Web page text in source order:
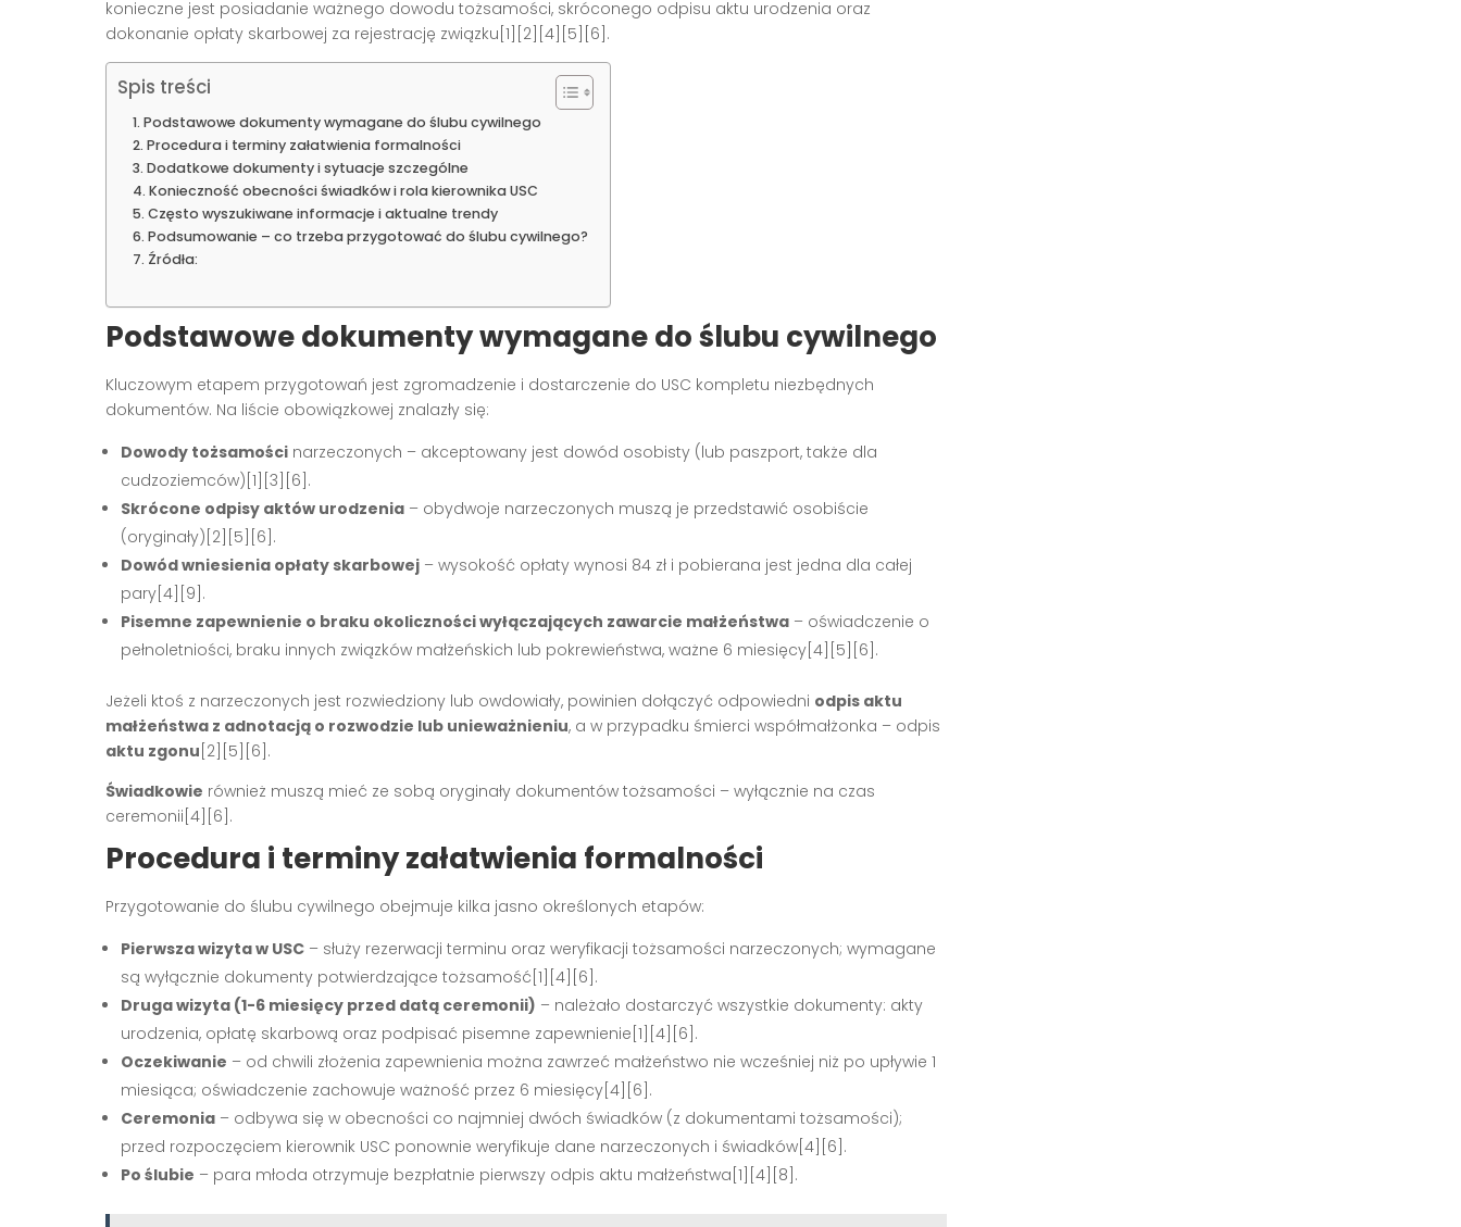
konieczne jest posiadanie ważnego dowodu tożsamości, skróconego odpisu aktu urodzenia oraz
dokonanie opłaty skarbowej za rejestrację związku[1][2][4][5][6].
Spis treści
Podstawowe dokumenty wymagane do ślubu cywilnego
Procedura i terminy załatwienia formalności
Dodatkowe dokumenty i sytuacje szczególne
Konieczność obecności świadków i rola kierownika USC
Często wyszukiwane informacje i aktualne trendy
Podsumowanie – co trzeba przygotować do ślubu cywilnego?
Źródła:
Podstawowe dokumenty wymagane do ślubu cywilnego
Kluczowym etapem przygotowań jest zgromadzenie i dostarczenie do USC kompletu niezbędnych
dokumentów. Na liście obowiązkowej znalazły się:
Dowody tożsamości narzeczonych – akceptowany jest dowód osobisty (lub paszport, także dla
cudzoziemców)[1][3][6].
Skrócone odpisy aktów urodzenia – obydwoje narzeczonych muszą je przedstawić osobiście
(oryginały)[2][5][6].
Dowód wniesienia opłaty skarbowej – wysokość opłaty wynosi 84 zł i pobierana jest jedna dla całej
pary[4][9].
Pisemne zapewnienie o braku okoliczności wyłączających zawarcie małżeństwa – oświadczenie o
pełnoletniości, braku innych związków małżeńskich lub pokrewieństwa, ważne 6 miesięcy[4][5][6].
Jeżeli ktoś z narzeczonych jest rozwiedziony lub owdowiały, powinien dołączyć odpowiedni odpis aktu
małżeństwa z adnotacją o rozwodzie lub unieważnieniu, a w przypadku śmierci współmałżonka – odpis
aktu zgonu [2][5][6].
Świadkowie również muszą mieć ze sobą oryginały dokumentów tożsamości – wyłącznie na czas
ceremonii[4][6].
Procedura i terminy załatwienia formalności
Przygotowanie do ślubu cywilnego obejmuje kilka jasno określonych etapów:
Pierwsza wizyta w USC – służy rezerwacji terminu oraz weryfikacji tożsamości narzeczonych; wymagane
są wyłącznie dokumenty potwierdzające tożsamość[1][4][6].
Druga wizyta (1-6 miesięcy przed datą ceremonii) – należało dostarczyć wszystkie dokumenty: akty
urodzenia, opłatę skarbową oraz podpisać pisemne zapewnienie[1][4][6].
Oczekiwanie – od chwili złożenia zapewnienia można zawrzeć małżeństwo nie wcześniej niż po upływie 1
miesiąca; oświadczenie zachowuje ważność przez 6 miesięcy[4][6].
Ceremonia – odbywa się w obecności co najmniej dwóch świadków (z dokumentami tożsamości);
przed rozpoczęciem kierownik USC ponownie weryfikuje dane narzeczonych i świadków[4][6].
Po ślubie – para młoda otrzymuje bezpłatnie pierwszy odpis aktu małżeństwa[1][4][8].